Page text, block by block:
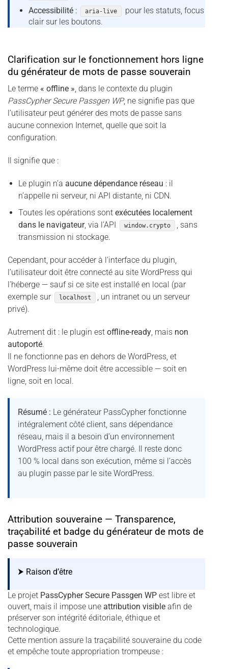
Accessibilité: aria-live
pour les statuts, focus
clair sur les boutons.
Clarification sur le fonctionnement hors ligne
du générateur de mots de passe souverain
Le terme « offline », dans le contexte du plugin
PassCypher Secure Passgen WP, ne signifie pas que
l’utilisateur peut générer des mots de passe sans
aucune connexion Internet, quelle que soit la
configuration.
Il signifie que :
Le plugin n’a aucune dépendance réseau : il
n’appelle ni serveur, ni API distante, ni CDN.
Toutes les opérations sont exécutées localement
dans le navigateur, via l’API window.crypto
, sans
transmission ni stockage.
Cependant, pour accéder à l’interface du plugin,
l’utilisateur doit être connecté au site WordPress qui
l’héberge — sauf si ce site est installé en local (par
exemple sur
localhost
, un intranet ou un serveur
privé).
Autrement dit : le plugin est offline-ready, mais non
autoporté.
Il ne fonctionne pas en dehors de WordPress, et
WordPress lui-même doit être accessible — soit en
ligne, soit en local.
Résumé : Le générateur PassCypher fonctionne
intégralement côté client, sans dépendance
réseau, mais il a besoin d’un environnement
WordPress actif pour être chargé. Il reste donc
100 % local dans son exécution, même si l’accès
au plugin passe par le site WordPress.
Attribution souveraine — Transparence,
traçabilité et badge du générateur de mots de
passe souverain
⮞ Raison d’être
Le projet PassCypher Secure Passgen WP est libre et
ouvert, mais il impose une attribution visible afin de
préserver son intégrité éditoriale, éthique et
technologique.
Cette mention assure la traçabilité souveraine du code
et empêche toute appropriation trompeuse :